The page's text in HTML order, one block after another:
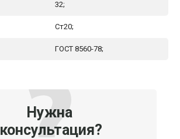
32;
Ст20;
ГОСТ 8560-78;
Нужна
консультация?